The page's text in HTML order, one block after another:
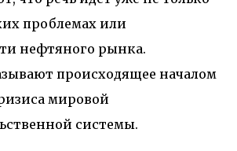
проблемах или
нефтяного рынка.
происходящее началом
мировой
системы.